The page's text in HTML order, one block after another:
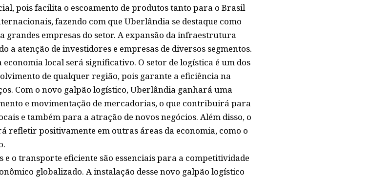
pois facilita o escoamento de produtos tanto para o Brasil
fazendo com que Uberlândia se destaque como
grandes empresas do setor. A expansão da infraestrutura
a atenção de investidores e empresas de diversos segmentos.
local será significativo. O setor de logística é um dos
de qualquer região, pois garante a eficiência na
Com o novo galpão logístico, Uberlândia ganhará uma
e movimentação de mercadorias, o que contribuirá para
e também para a atração de novos negócios. Além disso, o
refletir positivamente em outras áreas da economia, como o
o transporte eficiente são essenciais para a competitividade
globalizado. A instalação desse novo galpão logístico